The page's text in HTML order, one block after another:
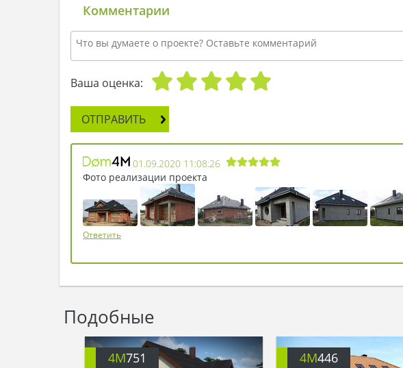
Комментарии
Ваша оценка:
ОТПРАВИТЬ
01.09.2020 11:08:26
Фото реализации проекта
Ответить
Подобные
4M751 4M446